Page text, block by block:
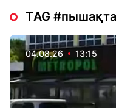
ТAG
04.08.26 13:15